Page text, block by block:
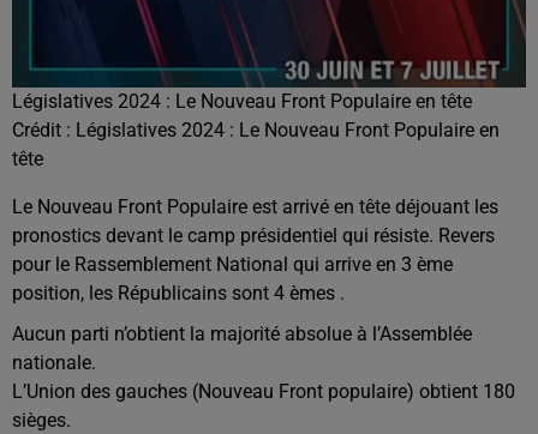
Législatives 2024 : Le Nouveau Front Populaire en tête
Crédit : Législatives 2024 : Le Nouveau Front Populaire en
tête
Le Nouveau Front Populaire est arrivé en tête déjouant les
pronostics devant le camp présidentiel qui résiste. Revers
pour le Rassemblement National qui arrive en 3 ème
position, les Républicains sont 4 èmes .
Aucun parti n’obtient la majorité absolue à l’Assemblée
nationale.
L’Union des gauches (Nouveau Front populaire) obtient 180
sièges.